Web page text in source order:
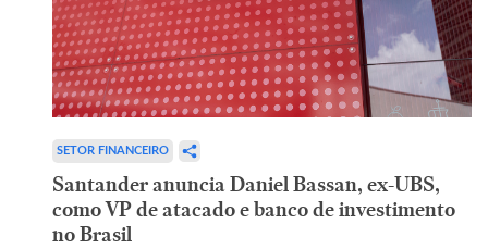
SETOR FINANCEIRO
Santander anuncia Daniel Bassan, ex-UBS,
como VP de atacado e banco de investimento
no Brasil